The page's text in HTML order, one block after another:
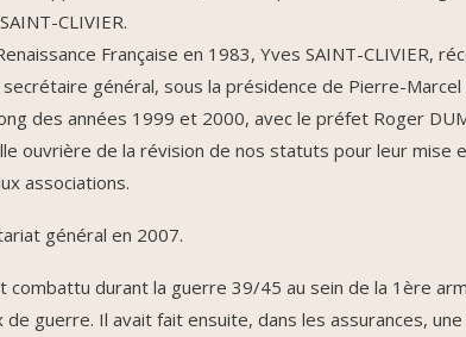
CLIVIER.
Française en 1983, Yves SAINT-CLIVIER,
général, sous la présidence de Pierre-Marcel
des années 1999 et 2000, avec le préfet Roger
ouvrière de la révision de nos statuts pour leur mise
associations.
général en 2007.
combattu durant la guerre 39/45 au sein de la 1ère
guerre. Il avait fait ensuite, dans les assurances,